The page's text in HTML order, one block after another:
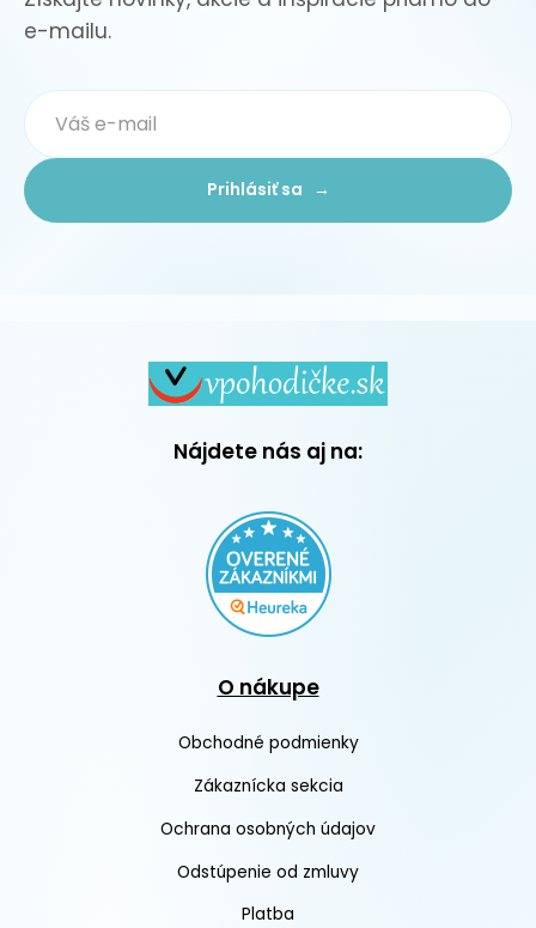
e-mailu.
Prihlásiť sa →
Nájdete nás aj na:
O nákupe
Obchodné podmienky
Zákaznícka sekcia
Ochrana osobných údajov
Odstúpenie od zmluvy
Platba